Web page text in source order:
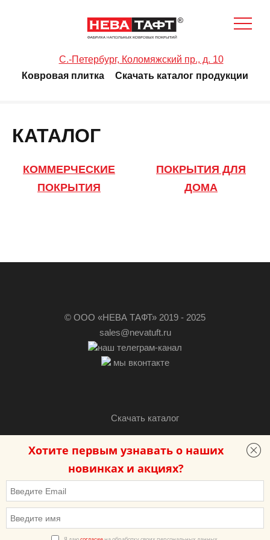
Хотите первым узнавать о наших
новинках и акциях?
C.-Петербург, Коломяжский пр., д. 10
Ковровая плитка
Скачать каталог продукции
КАТАЛОГ
КОММЕРЧЕСКИЕ
ПОКРЫТИЯ
ПОКРЫТИЯ ДЛЯ
ДОМА
© ООО «НЕВА ТАФТ» 2019 - 2025
sales@nevatuft.ru
наш телеграм-канал
мы вконтакте
Скачать каталог
Разработка сайта — «Бутик сайтов»